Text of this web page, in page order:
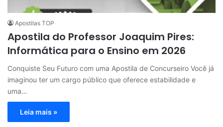
Apostilas TOP
Apostila do Professor Joaquim Pires:
Informática para o Ensino em 2026
Conquiste Seu Futuro com uma Apostila de Concurseiro Você já
imaginou ter um cargo público que oferece estabilidade e
uma…
Leia mais »